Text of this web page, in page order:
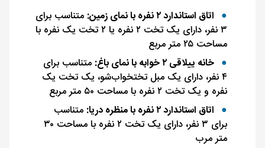
اتاق استاندارد ۲ نفره با نمای زمین:
متناسب برای
۳ نفر، دارای یک تخت ۲ نفره یا ۲ تخت یک نفره با
مساحت ۲۵ متر مربع
خانه ییلاقی ۲ خوابه با نمای باغ:
متناسب برای
۴ نفر، دارای یک مبل تختخواب‌شو، یک تخت یک
نفره و یک تخت ۲ نفره با مساحت ۵۰ متر مربع
اتاق استاندارد ۲ نفره با منظره دریا:
متناسب
برای ۳ نفر، دارای یک تخت ۲ نفره با مساحت ۳۰
متر مرب